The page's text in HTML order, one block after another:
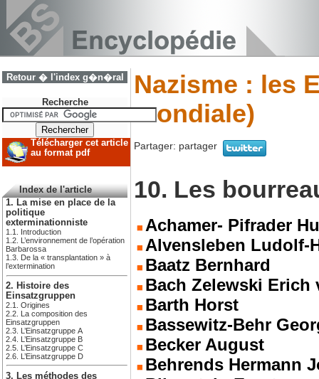
Retour � l'index g�n�ral
Recherche
Télécharger cet article
au format pdf
Index de l'article
1. La mise en place de la
politique
exterminationniste
1.1. Introduction
1.2. L’environnement de l’opération
Barbarossa
1.3. De la « transplantation » à
l’extermination
2. Histoire des
Einsatzgruppen
2.1. Origines
2.2. La composition des
Einsatzgruppen
2.3. L’Einsatzgruppe A
2.4. L’Einsatzgruppe B
2.5. L’Einsatzgruppe C
2.6. L’Einsatzgruppe D
3. Les méthodes des
Nazisme : les
mondiale)
Partager: partager
10. Les
Achamer- Pifrader
Alvensleben Ludolf-
Baatz Bernhard
Bach Zelewski Erich
Barth Horst
Bassewitz-Behr
Becker August
Behrends Hermann